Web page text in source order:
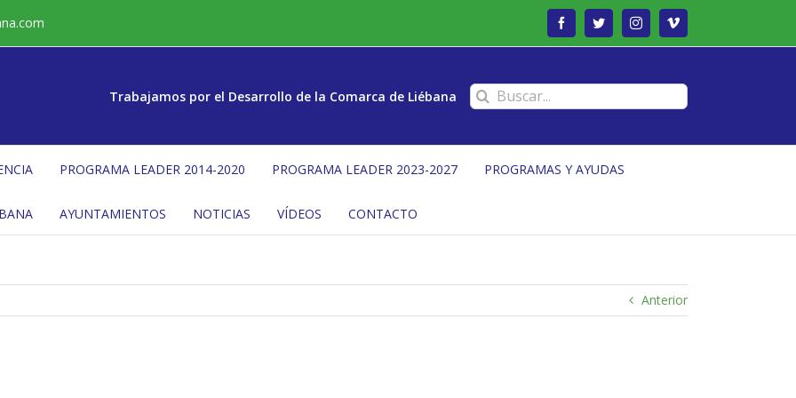
FacebookTwitterInstagramVimeo
Trabajamos por el Desarrollo de la Comarca de Liébana Buscar:
PROGRAMA LEADER 2014-2020 PROGRAMA LEADER 2023-2027 PROGRAMAS Y AYUDAS
AYUNTAMIENTOS NOTICIAS VÍDEOS CONTACTO
Anterior